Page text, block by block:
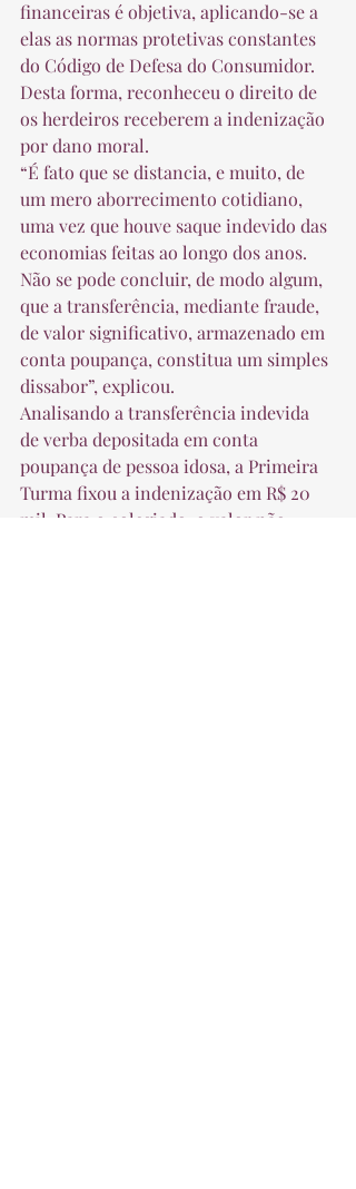
financeiras é objetiva, aplicando-se a
elas as normas protetivas constantes
do Código de Defesa do Consumidor.
Desta forma, reconheceu o direito de
os herdeiros receberem a indenização
por dano moral.
“É fato que se distancia, e muito, de
um mero aborrecimento cotidiano,
uma vez que houve saque indevido das
economias feitas ao longo dos anos.
Não se pode concluir, de modo algum,
que a transferência, mediante fraude,
de valor significativo, armazenado em
conta poupança, constitua um simples
dissabor”, explicou.
Analisando a transferência indevida
de verba depositada em conta
poupança de pessoa idosa, a Primeira
Turma fixou a indenização em R$ 20
mil. Para o colegiado, o valor não